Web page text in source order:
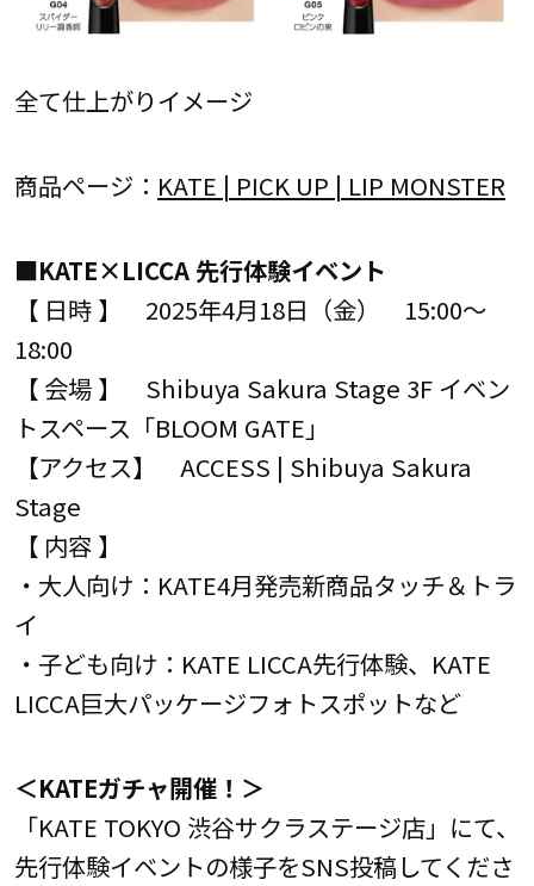
全て仕上がりイメージ
商品ページ： KATE | PICK UP | LIP MONSTER
■KATE×LICCA 先行体験イベント
【 日時 】 2025年4月18日（金） 15:00～
18:00
【 会場 】 Shibuya Sakura Stage 3F イベン
トスペース「BLOOM GATE」
【アクセス】 ACCESS | Shibuya Sakura
Stage
【 内容 】
・大人向け：KATE4月発売新商品タッチ＆トラ
イ
・子ども向け：KATE LICCA先行体験、KATE
LICCA巨大パッケージフォトスポットなど
＜KATEガチャ開催！＞
「KATE TOKYO 渋谷サクラステージ店」にて、
先行体験イベントの様子をSNS投稿してくださ